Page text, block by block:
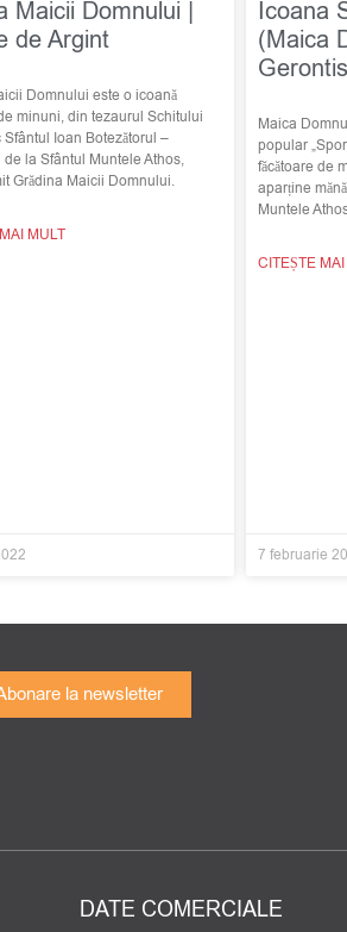
Maicii Domnului |
de Argint
Domnului este o icoană
minuni, din tezaurul Schitului
Ioan Botezătorul –
de la Sfântul Muntele Athos,
Grădina Maicii Domnului.
MULT
Icoana
(Maica
Maica
popular
făcătoare de
aparține
Muntele
CITEȘTE
7 februarie
la newsletter
DATE COMERCIALE